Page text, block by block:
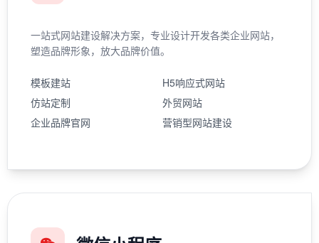
一站式网站建设解决方案，专业设计开发各类企业网站，
塑造品牌形象，放大品牌价值。
模板建站
H5响应式网站
仿站定制
外贸网站
企业品牌官网
营销型网站建设